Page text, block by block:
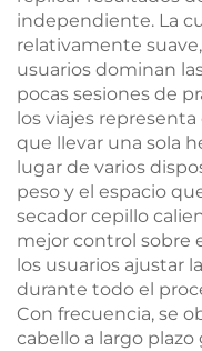
independiente. La
relativamente
usuarios dominan
pocas sesiones de
los viajes
que llevar una sola
lugar de varios
peso y el espacio
secador cepillo
mejor control sobre
los usuarios ajustar
durante todo el
Con frecuencia, se
cabello a largo